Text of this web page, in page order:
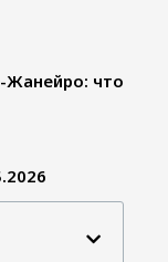
Жанейро: что